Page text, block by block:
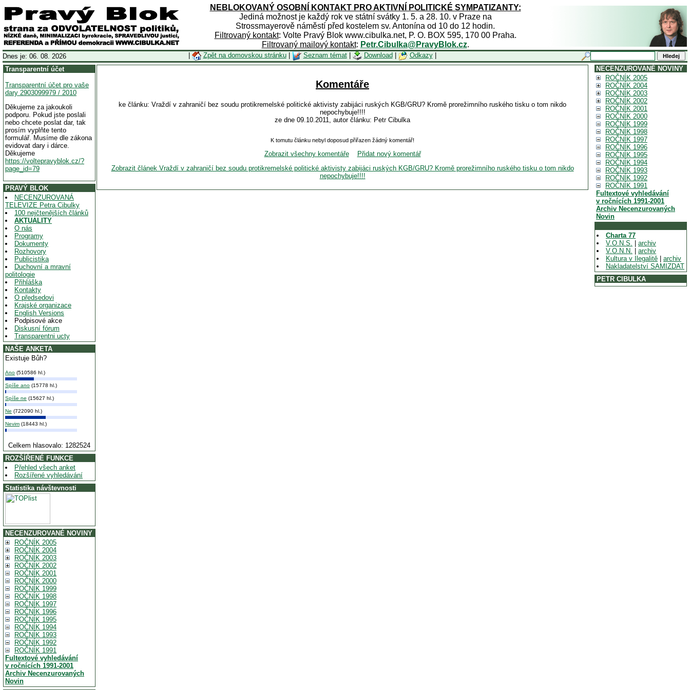
NEBLOKOVANÝ OSOBNÍ KONTAKT PRO AKTIVNÍ POLITICKÉ SYMPATIZANTY:
Jediná možnost je každý rok ve státní svátky 1. 5. a 28. 10. v Praze na
Strossmayerově náměstí před kostelem sv. Antonína od 10 do 12 hodin.
Filtrovaný kontakt: Volte Pravý Blok www.cibulka.net, P. O. BOX 595, 170 00 Praha.
Filtrovaný mailový kontakt: Petr.Cibulka@PravyBlok.cz.
Dnes je: 06. 08. 2026 Zpět na domovskou stránku| Seznam témat| Download Odkazy|
Transparentní účet
Transparentní účet pro vaše
dary 2903099979 / 2010
Děkujeme za jakoukoli
podporu. Pokud jste poslali
nebo chcete poslat dar, tak
prosím vyplňte tento
formulář. Musíme dle zákona
evidovat dary i dárce.
Děkujeme
https://voltepravyblok.cz/?
page_id=79
PRAVÝ BLOK
NECENZUROVANÁ
TELEVIZE Petra Cibulky
100 nejčtenějších článků
AKTUALITY
O nás
Programy
Dokumenty
Rozhovory
Publicistika
Duchovní a mravní
politologie
Přihláška
Kontakty
O předsedovi
Krajské organizace
English Versions
Podpisové akce
Diskusní fórum
Transparentni ucty
NAŠE ANKETA
Existuje Bůh?
Ano (510586 hl.)
Spíše ano (15778 hl.)
Spíše ne (15627 hl.)
Ne (722090 hl.)
Nevim (18443 hl.)
Celkem hlasovalo: 1282524
ROZŠÍŘENÉ FUNKCE
Přehled všech anket
Rozšířené vyhledávání
Statistika návštevnosti
NECENZUROVANÉ NOVINY
ROČNÍK 2005
ROČNÍK 2004
ROČNÍK 2003
ROČNÍK 2002
ROČNÍK 2001
ROČNÍK 2000
ROČNÍK 1999
ROČNÍK 1998
ROČNÍK 1997
ROČNÍK 1996
ROČNÍK 1995
ROČNÍK 1994
ROČNÍK 1993
ROČNÍK 1992
ROČNÍK 1991
Fultextové vyhledávání
v ročnících 1991-2001
Archiv Necenzurovaných
Novin
Komentáře
ke článku: Vraždí v zahraničí bez soudu protikremelské politické aktivisty zabijáci ruských KGB/GRU? Kromě prorežimního ruského tisku o tom nikdo
nepochybuje!!!!
ze dne 09.10.2011, autor článku: Petr Cibulka
K tomutu článku nebyl doposud přiřazen žádný komentář!
Zobrazit všechny komentáře
Přidat nový komentář
Zobrazit článek Vraždí v zahraničí bez soudu protikremelské politické aktivisty zabijáci ruských KGB/GRU? Kromě prorežimního ruského tisku o tom nikdo
nepochybuje!!!!
NECENZUROVANÉ NOVINY
ROČNÍK 2005
ROČNÍK 2004
ROČNÍK 2003
ROČNÍK 2002
ROČNÍK 2001
ROČNÍK 2000
ROČNÍK 1999
ROČNÍK 1998
ROČNÍK 1997
ROČNÍK 1996
ROČNÍK 1995
ROČNÍK 1994
ROČNÍK 1993
ROČNÍK 1992
ROČNÍK 1991
Fultextové vyhledávání
v ročnících 1991-2001
Archiv Necenzurovaných
Novin
Charta 77
V.O.N.S.
archiv
V.O.N.N.
archiv
Kultura v Ilegalitě
archiv
Nakladatelství SAMIZDAT
PETR CIBULKA